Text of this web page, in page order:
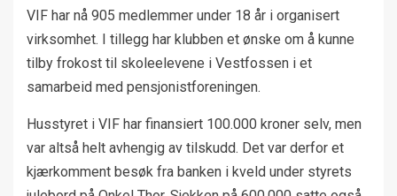
VIF har nå 905 medlemmer under 18 år i organisert
virksomhet. I tillegg har klubben et ønske om å kunne
tilby frokost til skoleelevene i Vestfossen i et
samarbeid med pensjonistforeningen.
Husstyret i VIF har finansiert 100.000 kroner selv, men
var altså helt avhengig av tilskudd. Det var derfor et
kjærkomment besøk fra banken i kveld under styrets